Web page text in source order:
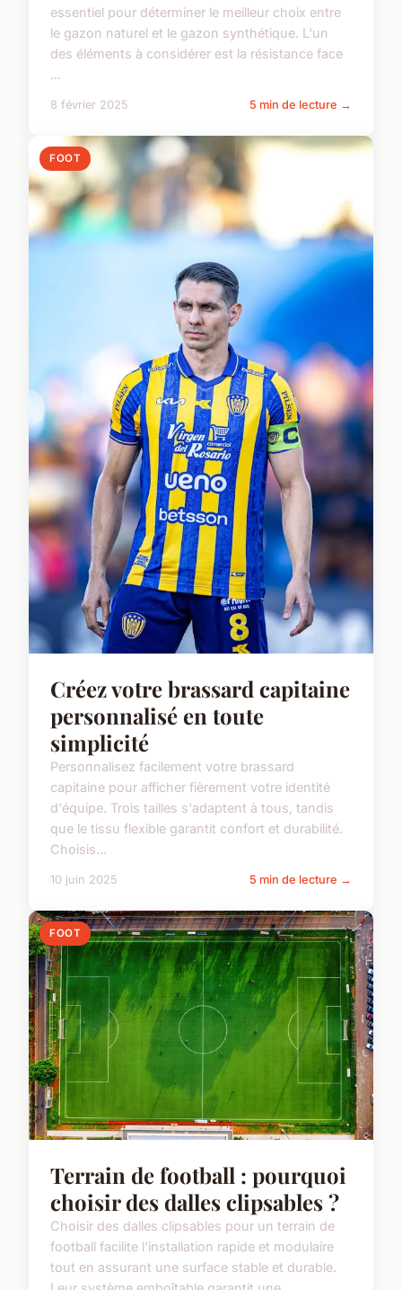
essentiel pour déterminer le meilleur choix entre
le gazon naturel et le gazon synthétique. L'un
des éléments à considérer est la résistance face
...
8 février 2025 5 min de lecture →
FOOT
Créez votre brassard capitaine
personnalisé en toute
simplicité
Personnalisez facilement votre brassard
capitaine pour afficher fièrement votre identité
d'équipe. Trois tailles s'adaptent à tous, tandis
que le tissu flexible garantit confort et durabilité.
Choisis...
10 juin 2025 5 min de lecture →
FOOT
Terrain de football : pourquoi
choisir des dalles clipsables ?
Choisir des dalles clipsables pour un terrain de
football facilite l'installation rapide et modulaire
tout en assurant une surface stable et durable.